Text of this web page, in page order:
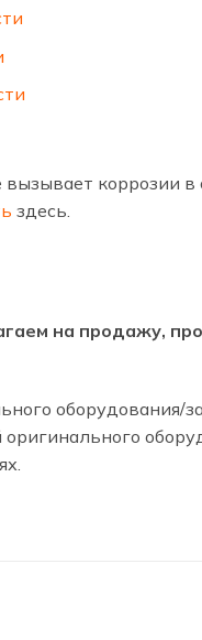
коррозии в
здесь.
на продажу,
оборудования/